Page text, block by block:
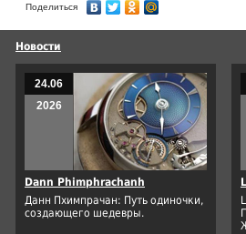
Поделиться
Новости
24.06
2026
Dann Phimphrachanh
Данн Пхимпрачан: Путь одиночки,
создающего шедевры.